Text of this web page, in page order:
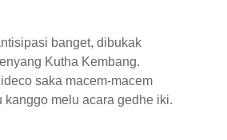
banget, dibukak
Kutha Kembang.
saka macem-macem
melu acara gedhe iki.